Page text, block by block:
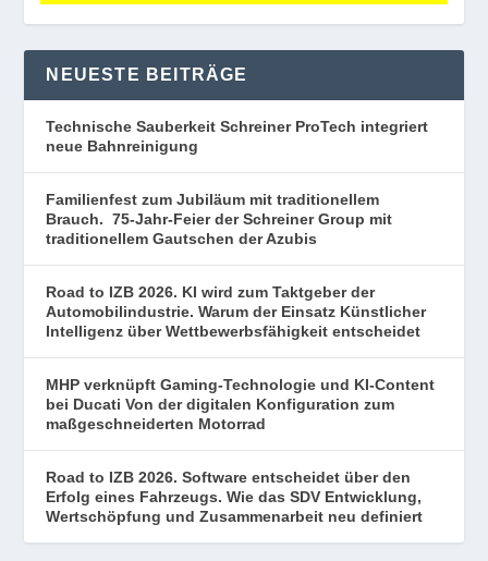
NEUESTE BEITRÄGE
Technische Sauberkeit Schreiner ProTech integriert
neue Bahnreinigung
Familienfest zum Jubiläum mit traditionellem
Brauch. 75-Jahr-Feier der Schreiner Group mit
traditionellem Gautschen der Azubis
Road to IZB 2026. KI wird zum Taktgeber der
Automobilindustrie. Warum der Einsatz Künstlicher
Intelligenz über Wettbewerbsfähigkeit entscheidet
MHP verknüpft Gaming-Technologie und KI-Content
bei Ducati Von der digitalen Konfiguration zum
maßgeschneiderten Motorrad
Road to IZB 2026. Software entscheidet über den
Erfolg eines Fahrzeugs. Wie das SDV Entwicklung,
Wertschöpfung und Zusammenarbeit neu definiert